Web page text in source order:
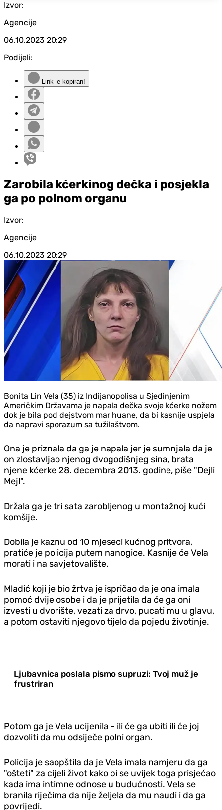
Izvor:
Agencije
06.10.2023 20:29
Podijeli:
Link je kopiran!
Zarobila kćerkinog dečka i posjekla
ga po polnom organu
Izvor:
Agencije
06.10.2023 20:29
Bonita Lin Vela (35) iz Indijanopolisa u Sjedinjenim
Američkim Državama je napala dečka svoje kćerke nožem
dok je bila pod dejstvom marihuane, da bi kasnije uspjela
da napravi sporazum sa tužilaštvom.
Ona je priznala da ga je napala jer je sumnjala da je
on zlostavljao njenog dvogodišnjeg sina, brata
njene kćerke 28. decembra 2013. godine, piše "Dejli
Mejl".
Držala ga je tri sata zarobljenog u montažnoj kući
komšije.
Dobila je kaznu od 10 mjeseci kućnog pritvora,
pratiće je policija putem nanogice. Kasnije će Vela
morati i na savjetovalište.
Mladić koji je bio žrtva je ispričao da je ona imala
pomoć dvije osobe i da je prijetila da će ga oni
izvesti u dvorište, vezati za drvo, pucati mu u glavu,
a potom ostaviti njegovo tijelo da pojedu životinje.
Ljubavnica poslala pismo supruzi: Tvoj muž je
frustriran
Potom ga je Vela ucijenila - ili će ga ubiti ili će joj
dozvoliti da mu odsiječe polni organ.
Policija je saopštila da je Vela imala namjeru da ga
"ošteti" za cijeli život kako bi se uvijek toga prisjećao
kada ima intimne odnose u budućnosti. Vela se
branila riječima da nije željela da mu naudi i da ga
povrijedi.